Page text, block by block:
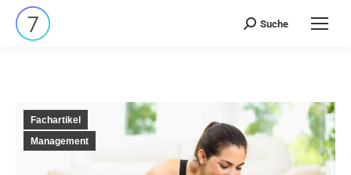
Search:
Suche
Fachartikel
Management